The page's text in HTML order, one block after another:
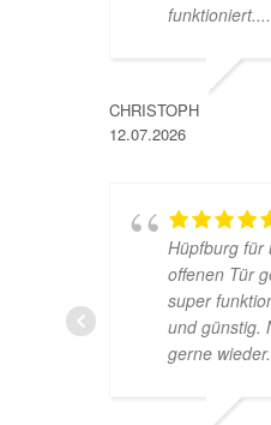
funktioniert.
CHRISTOPH
12.07.2026
Hüpfburg für
offenen Tür
super
und günstig.
gerne wieder.